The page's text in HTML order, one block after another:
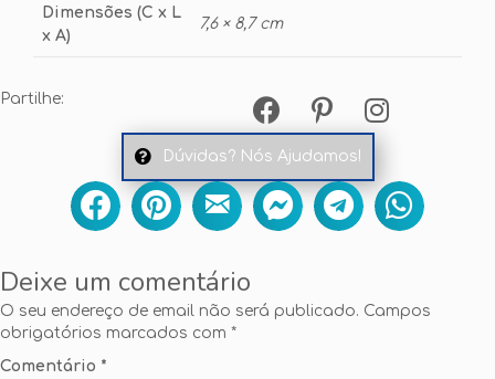
Dimensões (C x L
x A)
7,6 × 8,7 cm
Partilhe:
Dúvidas? Nós Ajudamos!
Deixe um comentário
O seu endereço de email não será publicado. Campos
obrigatórios marcados com *
Comentário *